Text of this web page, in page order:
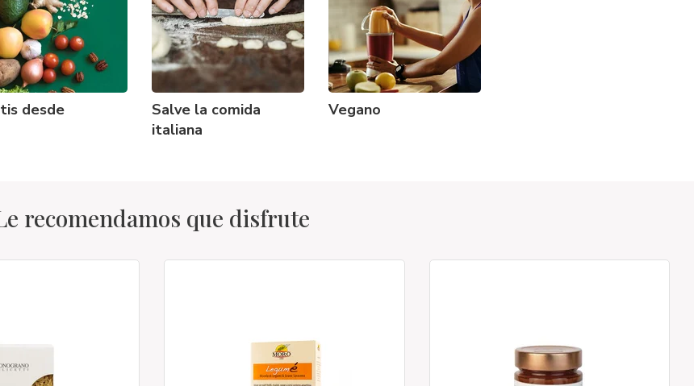
desde
Salve la comida
italiana
Vegano
recomendamos que disfrute